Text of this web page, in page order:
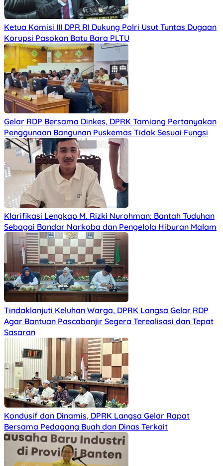
Ketua Komisi III DPR RI Dukung Polri Usut Tuntas Dugaan
Korupsi Pasokan Batu Bara PLTU
Gelar RDP Bersama Dinkes, DPRK Tamiang Pertanyakan
Penggunaan Bangunan Puskemas Tidak Sesuai Fungsi
Klarifikasi Lengkap M. Rizki Nurohman: Bantah Tuduhan
Sebagai Bandar Narkoba dan Pengelola Hiburan Malam
Tindaklanjuti Keluhan Warga, DPRK Langsa Gelar RDP
Agar Bantuan Pascabanjir Segera Terealisasi dan Tepat
Sasaran
Kondusif dan Dinamis, DPRK Langsa Gelar Rapat
Bersama Pedagang Buah dan Dinas Terkait